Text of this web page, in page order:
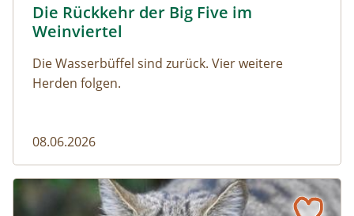
Naturmagazin: Die Rückkehr der Big Five im
Die Rückkehr der Big Five im
Weinviertel
Die Wasserbüffel sind zurück. Vier weitere
Herden folgen.
08.06.2026
Vom Acker zum Wildkatzen-Korridor